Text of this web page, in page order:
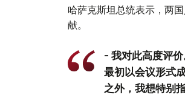
哈萨克斯坦总统表示，两
献。
- 我对此高度评
最初以会议形式
之外，我想特别